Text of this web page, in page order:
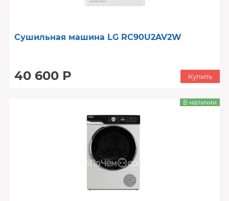
Сушильная машина LG RC90U2AV2W
40 600 Р Купить
В наличии